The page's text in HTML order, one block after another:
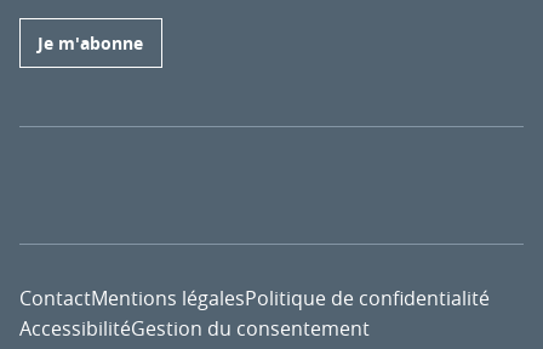
Je m'abonne
ContactMentions légalesPolitique de confidentialité
AccessibilitéGestion du consentement